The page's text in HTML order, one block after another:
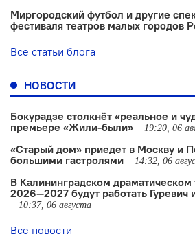
Миргородский футбол и другие
фестиваля театров малых городов
Все статьи блога
НОВОСТИ
Бокурадзе столкнëт «реальное и
премьере «Жили-были»
19:20, 06
«Старый дом» приедет в Москву и
большими гастролями
14:32, 06
В Калининградском драматическом
2026—2027 будут работать Гуревич
10:37, 06 августа
Все новости